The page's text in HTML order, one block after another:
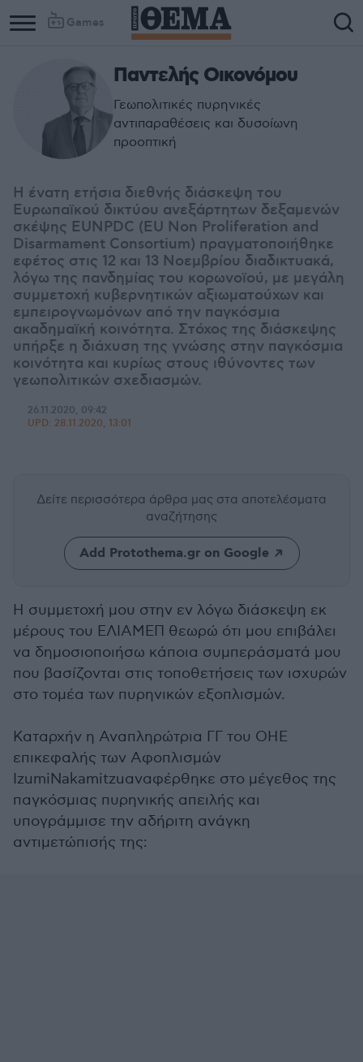
Games
Παντελής Οικονόμου
Γεωπολιτικές πυρηνικές
αντιπαραθέσεις και δυσοίωνη
προοπτική
Η ένατη ετήσια διεθνής διάσκεψη του
Ευρωπαϊκού δικτύου ανεξάρτητων δεξαμενών
σκέψης EUNPDC (EU Non Proliferation and
Disarmament Consortium) πραγματοποιήθηκε
εφέτος στις 12 και 13 Νοεμβρίου διαδικτυακά,
λόγω της πανδημίας του κορωνοϊού, με μεγάλη
συμμετοχή κυβερνητικών αξιωματούχων και
εμπειρογνωμόνων από την παγκόσμια
ακαδημαϊκή κοινότητα. Στόχος της διάσκεψης
υπήρξε η διάχυση της γνώσης στην παγκόσμια
κοινότητα και κυρίως στους ιθύνοντες των
γεωπολιτικών σχεδιασμών.
26.11.2020, 09:42
UPD: 28.11.2020, 13:01
Δείτε περισσότερα άρθρα μας στα αποτελέσματα
αναζήτησης
Add Protothema.gr on Google
Η συμμετοχή μου στην εν λόγω διάσκεψη εκ
μέρους του ΕΛΙΑΜΕΠ θεωρώ ότι μου επιβάλει
να δημοσιοποιήσω κάποια συμπεράσματά μου
που βασίζονται στις τοποθετήσεις των ισχυρών
στο τομέα των πυρηνικών εξοπλισμών.
Καταρχήν η Αναπληρώτρια ΓΓ του ΟΗΕ
επικεφαλής των Αφοπλισμών
IzumiNakamitzuαναφέρθηκε στο μέγεθος της
παγκόσμιας πυρηνικής απειλής και
υπογράμμισε την αδήριτη ανάγκη
αντιμετώπισής της: